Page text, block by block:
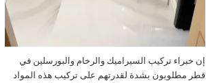
إن خبراء تركيب السيراميك والرخام والبورسلين في
قطر مطلوبون بشدة لقدرتهم على تركيب هذه المواد